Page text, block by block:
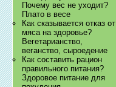
Почему вес не уходит?
Плато в весе
Как сказывается отказ от
мяса на здоровье?
Вегетарианство,
веганство, сыроедение
Как составить рацион
правильного питания?
Здоровое питание для